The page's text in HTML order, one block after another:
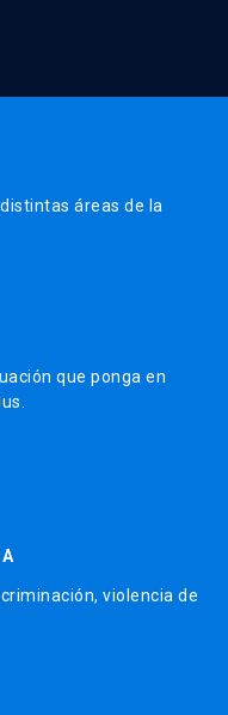
áreas de la
que ponga en
violencia de